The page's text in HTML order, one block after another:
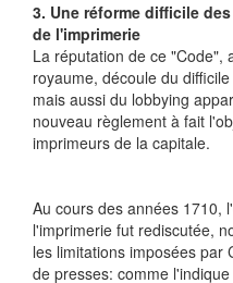
3. Une réforme difficile
de l'imprimerie
La réputation de ce "Code",
royaume, découle du
mais aussi du lobbying
nouveau règlement à fait
imprimeurs de la capitale.
Au cours des années 1710,
l'imprimerie fut rediscutée,
les limitations imposées par
de presses: comme